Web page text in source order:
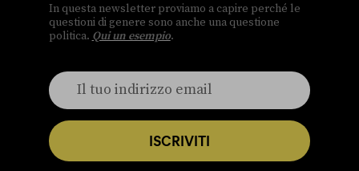
In questa newsletter proviamo a capire perché le
questioni di genere sono anche una questione
politica. Qui un esempio.
ISCRIVITI